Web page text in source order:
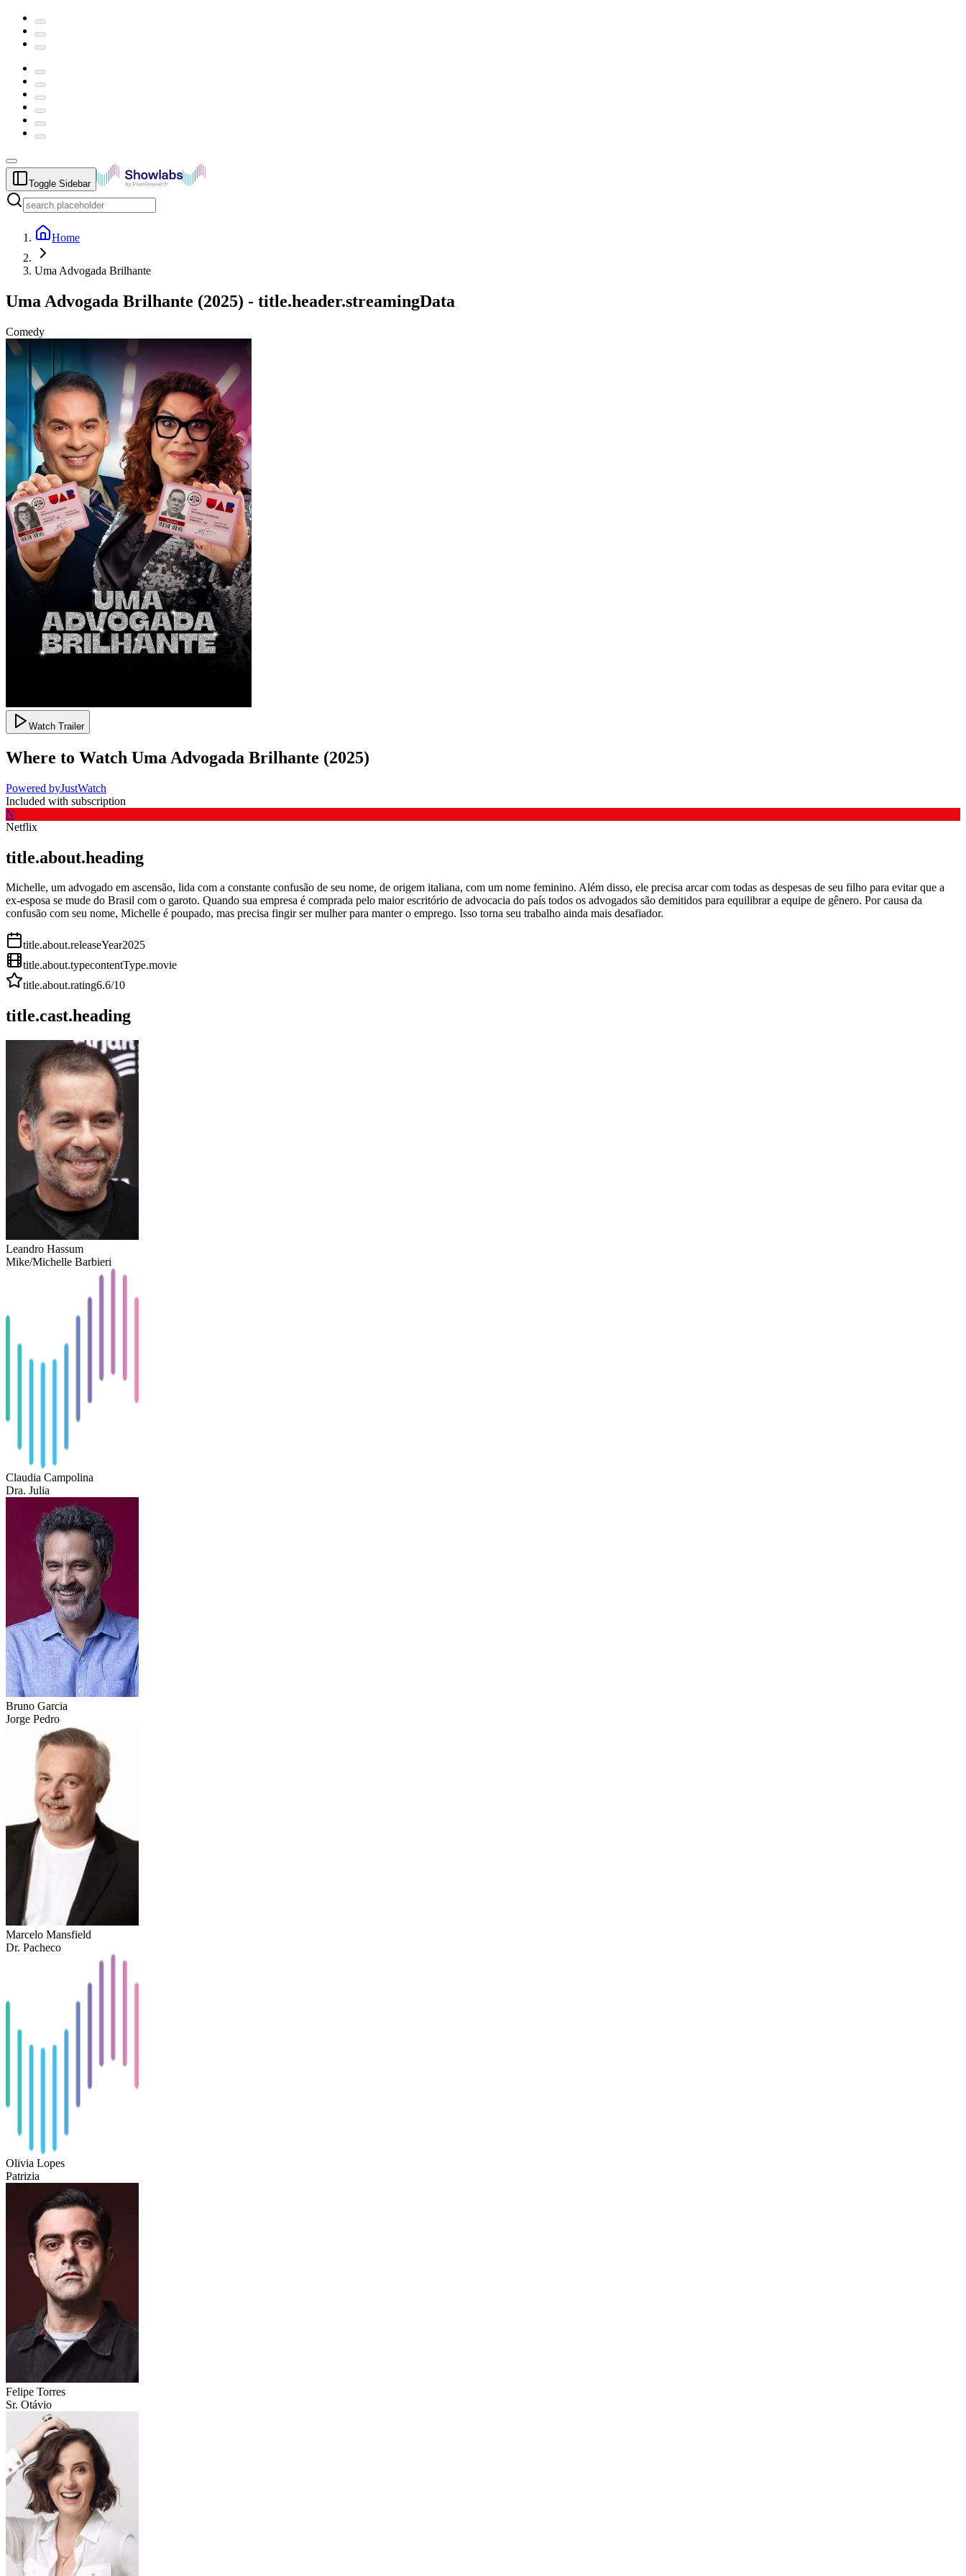
Toggle Sidebar
Home
Uma Advogada Brilhante
Uma Advogada Brilhante (2025) - title.header.streamingData
Comedy
Watch Trailer
Where to Watch Uma Advogada Brilhante (2025)
Powered byJustWatch
Included with subscription
N
Netflix
title.about.heading
Michelle, um advogado em ascensão, lida com a constante confusão de seu nome, de origem italiana, com um nome feminino. Além disso, ele precisa arcar com todas as despesas de seu filho para evitar que a
ex-esposa se mude do Brasil com o garoto. Quando sua empresa é comprada pelo maior escritório de advocacia do país todos os advogados são demitidos para equilibrar a equipe de gênero. Por causa da
confusão com seu nome, Michelle é poupado, mas precisa fingir ser mulher para manter o emprego. Isso torna seu trabalho ainda mais desafiador.
title.about.releaseYear2025
title.about.typecontentType.movie
title.about.rating6.6/10
title.cast.heading
Leandro Hassum
Mike/Michelle Barbieri
Claudia Campolina
Dra. Julia
Bruno Garcia
Jorge Pedro
Marcelo Mansfield
Dr. Pacheco
Olivia Lopes
Patrizia
Felipe Torres
Sr. Otávio